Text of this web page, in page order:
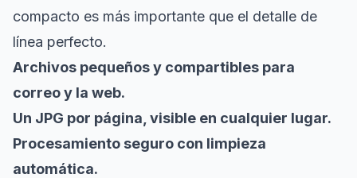
compacto es más importante que el detalle de
línea perfecto.
Archivos pequeños y compartibles para
correo y la web.
Un JPG por página, visible en cualquier lugar.
Procesamiento seguro con limpieza
automática.